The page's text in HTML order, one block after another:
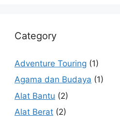
Category
Adventure Touring (1)
Agama dan Budaya (1)
Alat Bantu (2)
Alat Berat (2)